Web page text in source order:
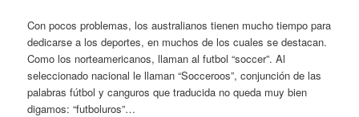
Con pocos problemas, los australianos tienen mucho tiempo para
dedicarse a los deportes, en muchos de los cuales se destacan.
Como los norteamericanos, llaman al futbol “soccer”. Al
seleccionado nacional le llaman “Socceroos”, conjunción de las
palabras fútbol y canguros que traducida no queda muy bien
digamos: “futboluros”…